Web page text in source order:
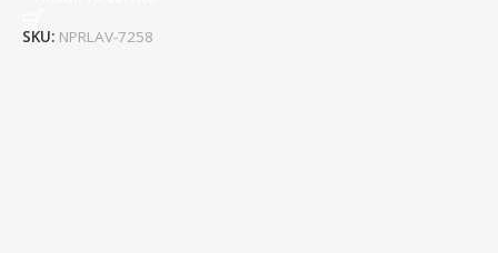
SKU: NPRLAV-7258